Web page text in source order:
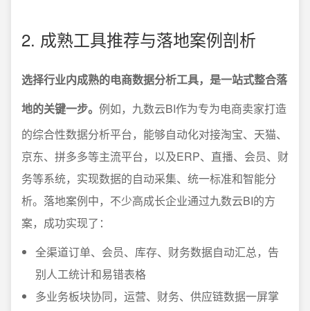
2. 成熟工具推荐与落地案例剖析
选择行业内成熟的电商数据分析工具，是一站式整合落
地的关键一步。 例如，九数云BI作为专为电商卖家打造
的综合性数据分析平台，能够自动化对接淘宝、天猫、
京东、拼多多等主流平台，以及ERP、直播、会员、财
务等系统，实现数据的自动采集、统一标准和智能分
析。落地案例中，不少高成长企业通过九数云BI的方
案，成功实现了：
全渠道订单、会员、库存、财务数据自动汇总，告
别人工统计和易错表格
多业务板块协同，运营、财务、供应链数据一屏掌